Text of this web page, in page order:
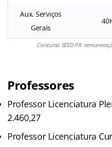
Aux. Serviços
Gerais
Concurso SEED PR:
Professores
Professor Licenciatura
2.460,27
Professor Licenciatura